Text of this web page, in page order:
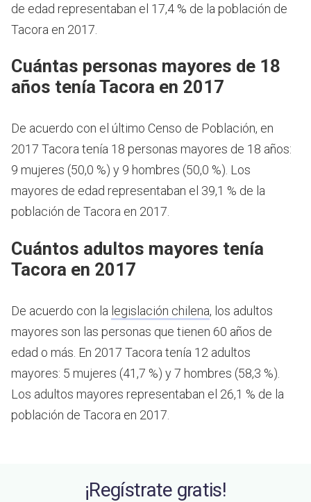
de edad representaban el 17,4 % de la población de
Tacora en 2017.
Cuántas personas mayores de 18
años tenía Tacora en 2017
De acuerdo con el último Censo de Población, en
2017 Tacora tenía 18 personas mayores de 18 años:
9 mujeres (50,0 %) y 9 hombres (50,0 %). Los
mayores de edad representaban el 39,1 % de la
población de Tacora en 2017.
Cuántos adultos mayores tenía
Tacora en 2017
De acuerdo con la legislación chilena, los adultos
mayores son las personas que tienen 60 años de
edad o más. En 2017 Tacora tenía 12 adultos
mayores: 5 mujeres (41,7 %) y 7 hombres (58,3 %).
Los adultos mayores representaban el 26,1 % de la
población de Tacora en 2017.
¡Regístrate gratis!